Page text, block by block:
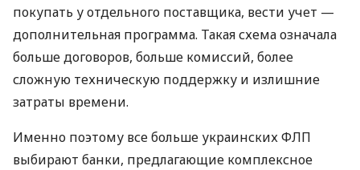
покупать у отдельного поставщика, вести учет —
дополнительная программа. Такая схема означала
больше договоров, больше комиссий, более
сложную техническую поддержку и излишние
затраты времени.
Именно поэтому все больше украинских ФЛП
выбирают банки, предлагающие комплексное